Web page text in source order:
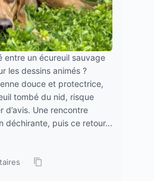
entre un écureuil sauvage
les dessins animés ?
douce et protectrice,
tombé du nid, risque
d’avis. Une rencontre
déchirante, puis ce retour...
·